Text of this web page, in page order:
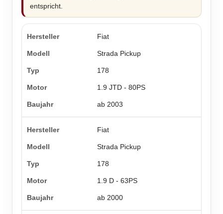
entspricht.
Fiat
Strada Pickup
178
1.9 JTD - 80PS
ab 2003
Fiat
Strada Pickup
178
1.9 D - 63PS
ab 2000